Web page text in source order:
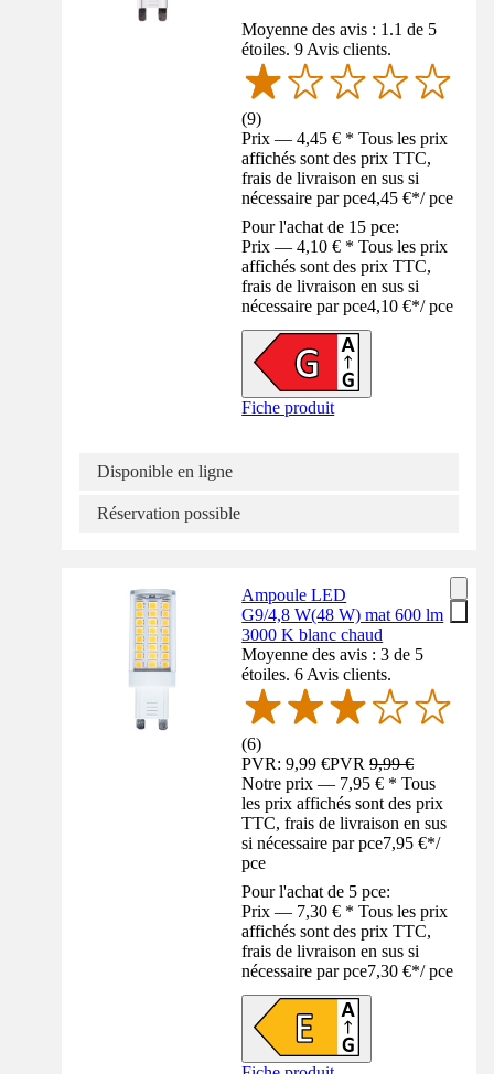
Moyenne des avis : 1.1 de 5
étoiles. 9 Avis clients.
(9)
Prix — 4,45 € * Tous les prix
affichés sont des prix TTC,
frais de livraison en sus si
nécessaire par pce4,45 €*/ pce
Pour l'achat de 15 pce:
Prix — 4,10 € * Tous les prix
affichés sont des prix TTC,
frais de livraison en sus si
nécessaire par pce4,10 €*/ pce
Fiche produit
Disponible en ligne
Réservation possible
Ampoule LED
G9/4,8 W(48 W) mat 600 lm
3000 K blanc chaud
Moyenne des avis : 3 de 5
étoiles. 6 Avis clients.
(6)
PVR: 9,99 €PVR9,99 €
Notre prix — 7,95 € * Tous
les prix affichés sont des prix
TTC, frais de livraison en sus
si nécessaire par pce7,95 €*/
pce
Pour l'achat de 5 pce:
Prix — 7,30 € * Tous les prix
affichés sont des prix TTC,
frais de livraison en sus si
nécessaire par pce7,30 €*/ pce